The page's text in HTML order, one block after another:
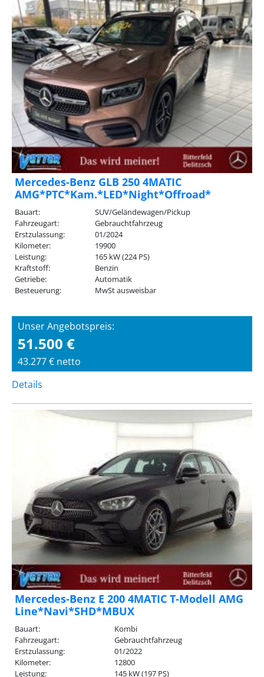
Mercedes-Benz GLB 250 4MATIC
AMG*PTC*Kam.*LED*Night*Offroad*
Bauart:
SUV/Geländewagen/Pickup
Fahrzeugart:
Gebrauchtfahrzeug
Erstzulassung:
01/2024
Kilometer:
19900
Leistung:
165 kW (224 PS)
Kraftstoff:
Benzin
Getriebe:
Automatik
Besteuerung:
MwSt ausweisbar
Unser Angebotspreis:
51.500 €
43.277 € netto
Details
Mercedes-Benz E 200 4MATIC T-Modell AMG
Line*Navi*SHD*MBUX
Bauart:
Kombi
Fahrzeugart:
Gebrauchtfahrzeug
Erstzulassung:
01/2022
Kilometer:
12800
Leistung:
145 kW (197 PS)